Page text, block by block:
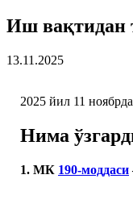
Иш вақтидан
13.11.2025
2025 йил 11
Нима
1. МК 190-моддаси